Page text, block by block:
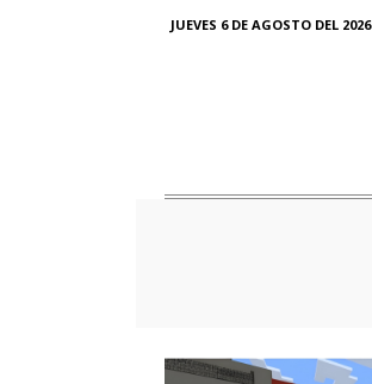
JUEVES 6 DE AGOSTO DEL 2026